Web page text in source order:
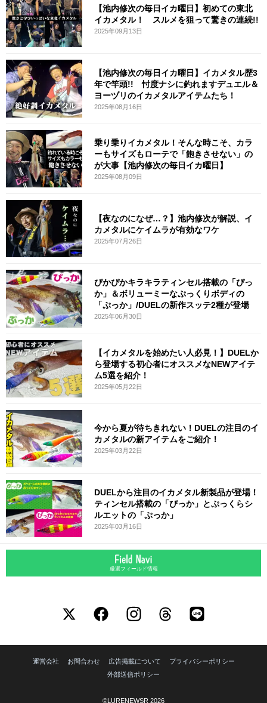
【池内修次の毎日イカ曜日】初めての東北
イカメタル！ スルメを狙って驚きの連続!!
2025年09月13日
【池内修次の毎日イカ曜日】イカメタル歴3
年で竿頭!! 忖度ナシに釣れますデュエル＆
ヨーヅリのイカメタルアイテムたち！
2025年08月16日
乗り乗りイカメタル！そんな時こそ、カラ
ーもサイズもローテで「飽きさせない」の
が大事【池内修次の毎日イカ曜日】
2025年08月09日
【夜なのになぜ…？】池内修次が解説、イ
カメタルにケイムラが有効なワケ
2025年07月26日
ぴかぴかキラキラティンセル搭載の「ぴっ
か」＆ボリューミーなぷっくりボディの
「ぷっか」/DUELの新作スッテ2種が登場
2025年06月30日
【イカメタルを始めたい人必見！】DUELか
ら登場する初心者にオススメなNEWアイテ
ム5選を紹介！
2025年05月22日
今から夏が待ちきれない！DUELの注目のイ
カメタルの新アイテムをご紹介！
2025年03月22日
DUELから注目のイカメタル新製品が登場！
ティンセル搭載の「ぴっか」とぷっくらシ
ルエットの「ぷっか」
2025年03月16日
厳選フィールド情報
運営会社 お問合わせ 広告掲載について
プライバシーポリシー
外部送信ポリシー
©LURENEWSR 2026